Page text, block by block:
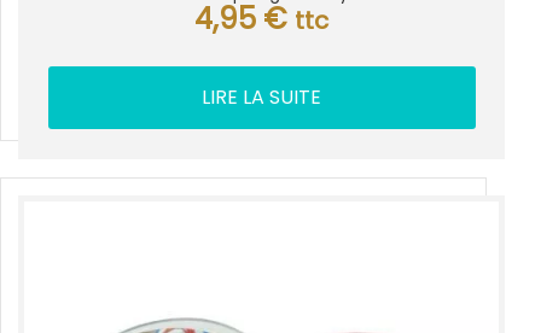
4,95 € ttc
LIRE LA SUITE